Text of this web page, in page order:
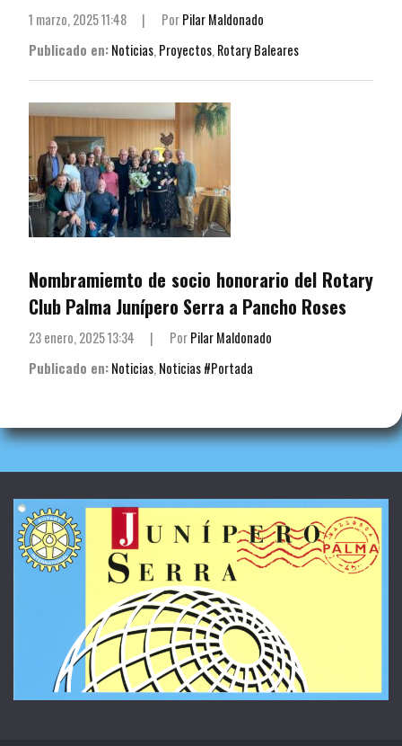
1 marzo, 2025 11:48 | PorPilar Maldonado
Publicado en:Noticias, Proyectos, Rotary Baleares
Nombramiemto de socio honorario del Rotary
Club Palma Junípero Serra a Pancho Roses
23 enero, 2025 13:34 | PorPilar Maldonado
Publicado en:Noticias, Noticias #Portada